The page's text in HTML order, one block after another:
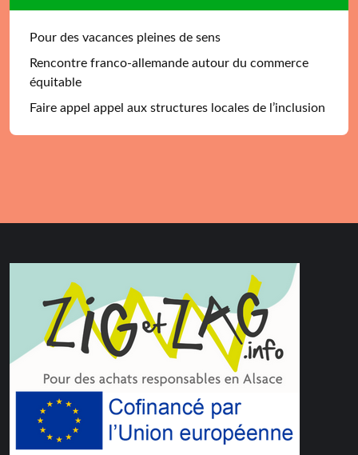
Pour des vacances pleines de sens
Rencontre franco-allemande autour du commerce
équitable
Faire appel appel aux structures locales de l’inclusion